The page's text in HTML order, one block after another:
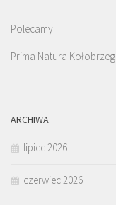
Polecamy:
Prima Natura Kołobrzeg
ARCHIWA
lipiec 2026
czerwiec 2026